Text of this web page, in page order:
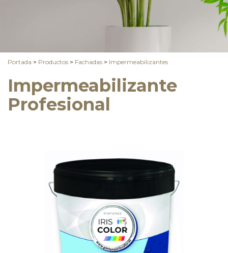
Portada > Productos > Fachadas > Impermeabilizantes
Impermeabilizante
Profesional